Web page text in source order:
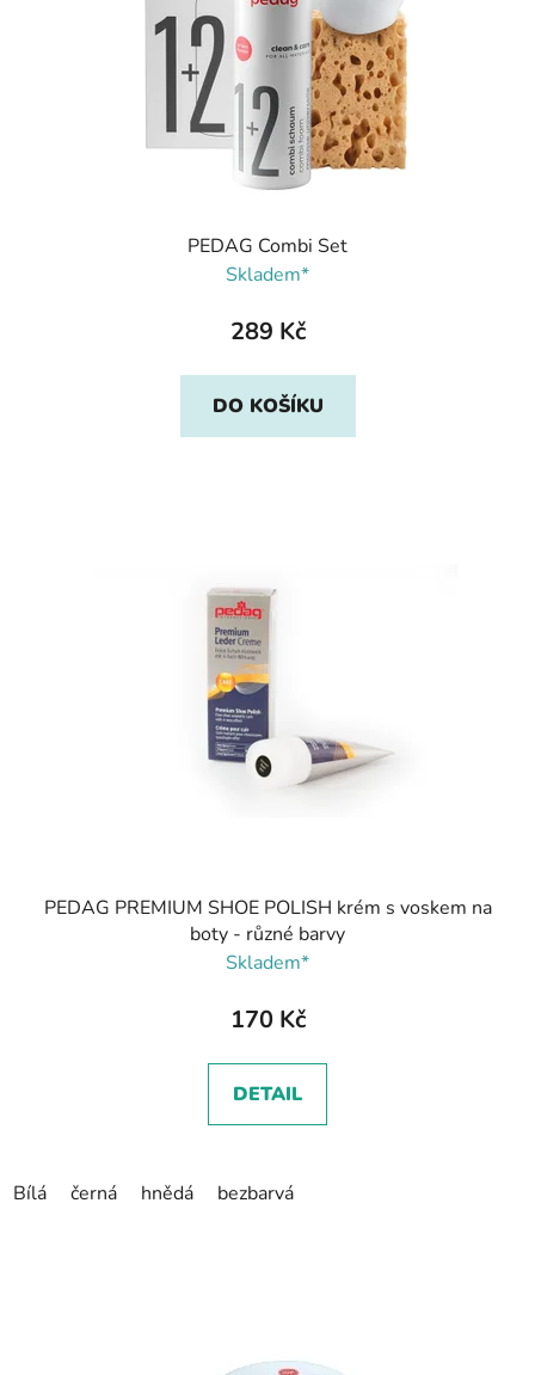
PEDAG Combi Set
Skladem*
289 Kč
DO KOŠÍKU
PEDAG PREMIUM SHOE POLISH krém s voskem na
boty - různé barvy
Skladem*
170 Kč
DETAIL
Bílá černá hnědá bezbarvá